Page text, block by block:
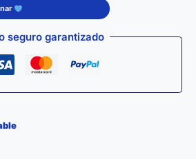
seguro garantizado